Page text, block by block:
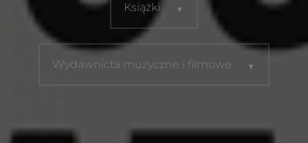
Książki
Wydawnicta muzyczne i filmowe